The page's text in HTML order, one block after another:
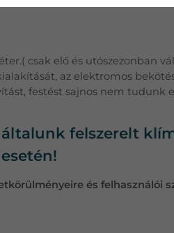
csak elő és utószezonban
az elektromos
festést sajnos nem tudunk
felszerelt
és felhasználói